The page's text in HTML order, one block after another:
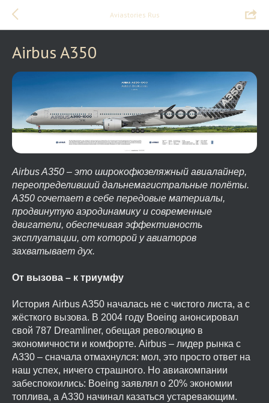
Aviastories Rus
Airbus A350
Airbus A350 – это широкофюзеляжный авиалайнер,
переопределивший дальнемагистральные полёты.
A350 сочетает в себе передовые материалы,
продвинутую аэродинамику и современные
двигатели, обеспечивая эффективность
эксплуатации, от которой у авиаторов
захватывает дух.
От вызова – к триумфу
История Airbus A350 началась не с чистого листа, а с
жёсткого вызова. В 2004 году Boeing анонсировал
свой 787 Dreamliner, обещая революцию в
экономичности и комфорте. Airbus – лидер рынка с
A330 – сначала отмахнулся: мол, это просто ответ на
наш успех, ничего страшного. Но авиакомпании
забеспокоились: Boeing заявлял о 20% экономии
топлива, а A330 начинал казаться устаревающим.